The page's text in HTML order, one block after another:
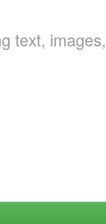
text, images,